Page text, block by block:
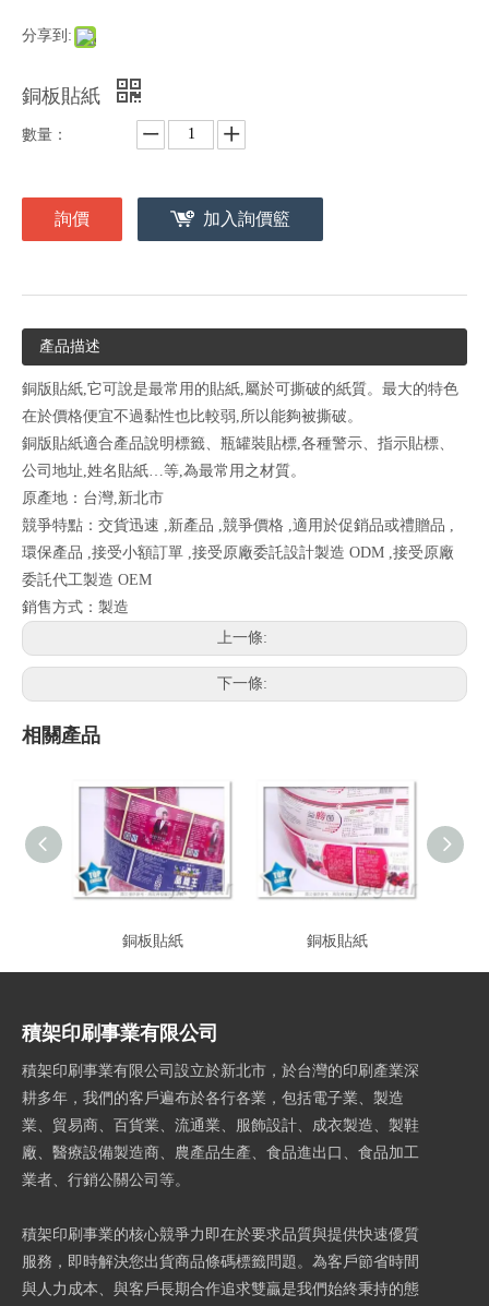
分享到:
銅板貼紙
數量：
詢價 加入詢價籃
產品描述
銅版貼紙,它可說是最常用的貼紙,屬於可撕破的紙質。最大的特色
在於價格便宜不過黏性也比較弱,所以能夠被撕破。
銅版貼紙適合產品說明標籤、瓶罐裝貼標,各種警示、指示貼標、
公司地址,姓名貼紙…等,為最常用之材質。
原產地：台灣,新北市
競爭特點：交貨迅速 ,新產品 ,競爭價格 ,適用於促銷品或禮贈品 ,
環保產品 ,接受小額訂單 ,接受原廠委託設計製造 ODM ,接受原廠
委託代工製造 OEM
銷售方式：製造
上一條:
下一條:
相關產品
銅板貼紙 銅板貼紙
積架印刷事業有限公司
積架印刷事業有限公司設立於新北市，於台灣的印刷產業深
耕多年，我們的客戶遍布於各行各業，包括電子業、製造
業、貿易商、百貨業、流通業、服飾設計、成衣製造、製鞋
廠、醫療設備製造商、農產品生產、食品進出口、食品加工
業者、行銷公關公司等。
積架印刷事業的核心競爭力即在於要求品質與提供快速優質
服務，即時解決您出貨商品條碼標籤問題。為客戶節省時間
與人力成本、與客戶長期合作追求雙贏是我們始終秉持的態